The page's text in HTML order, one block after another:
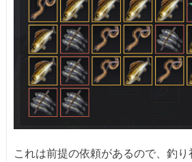
これは前提の依頼があるので、釣